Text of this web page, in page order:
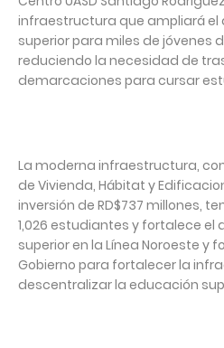
infraestructura que ampliará el
superior para miles de jóvenes
reduciendo la necesidad de
demarcaciones para cursar
La moderna infraestructura,
de Vivienda, Hábitat y
inversión de RD$737 millones,
1,026 estudiantes y fortalece el
superior en la Línea Noroeste y
Gobierno para fortalecer la
descentralizar la educación